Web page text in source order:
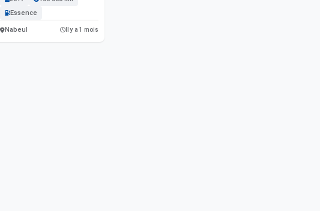
Essence
Nabeul Il y a 1 mois